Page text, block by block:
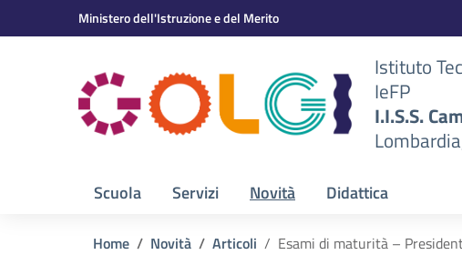
Vai ai contenuti
Vai al menu di navigazioneMinistero dell'Istruzione e del Merito
Istituto
IeFP
I.I.S.S.
Scuola Servizi Novità Didattica
Home Novità Articoli Esami di maturità –